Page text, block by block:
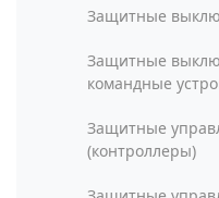
Защитные
Защитные
командные
Защитные
(контроллеры)